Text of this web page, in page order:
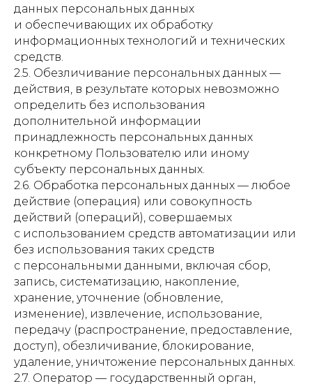
данных персональных данных
и обеспечивающих их обработку
информационных технологий и технических
средств.
2.5. Обезличивание персональных данных —
действия, в результате которых невозможно
определить без использования
дополнительной информации
принадлежность персональных данных
конкретному Пользователю или иному
субъекту персональных данных.
2.6. Обработка персональных данных — любое
действие (операция) или совокупность
действий (операций), совершаемых
с использованием средств автоматизации или
без использования таких средств
с персональными данными, включая сбор,
запись, систематизацию, накопление,
хранение, уточнение (обновление,
изменение), извлечение, использование,
передачу (распространение, предоставление,
доступ), обезличивание, блокирование,
удаление, уничтожение персональных данных.
2.7. Оператор — государственный орган,